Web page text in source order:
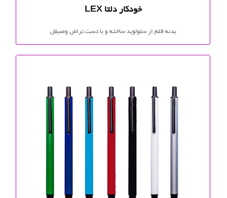
خودکار دلتا LEX
بدنه قلم از سلولوید ساخته و با دست تراش وصیقل